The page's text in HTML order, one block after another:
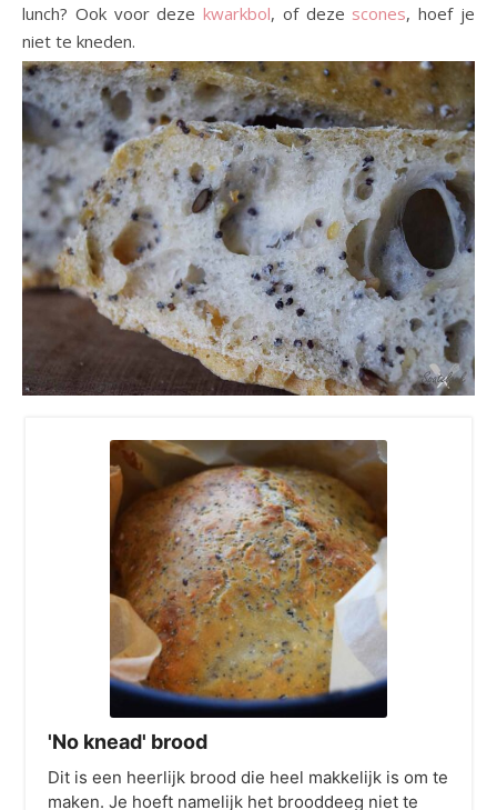
lunch? Ook voor dezekwarkbol, of deze scones, hoef je
niet te kneden.
'No knead' brood
Dit is een heerlijk brood die heel makkelijk is om te
maken. Je hoeft namelijk het brooddeeg niet te